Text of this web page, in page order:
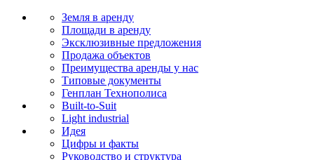
Земля в аренду
Площади в аренду
Эксклюзивные предложения
Продажа объектов
Преимущества аренды у нас
Типовые документы
Генплан Технополиса
Built-to-Suit
Light industrial
Идея
Цифры и факты
Руководство и структура